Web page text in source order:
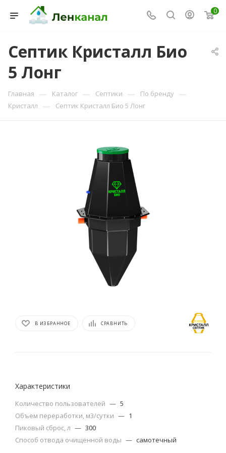
0
Септик Кристалл Био
5 Лонг
Главная — Каталог — Септики — По бренду —
Кристалл — Септик Кристалл Био 5 Лонг
В ИЗБРАННОЕ СРАВНИТЬ
Характеристики
Количество пользователей — 5
Объем переработки, м3/сутки — 1
Пиковый сброс, л — 300
Способ отвода очищенной воды — самотечный
Консультант Ленканал
Онлайн — отвечаем моментально